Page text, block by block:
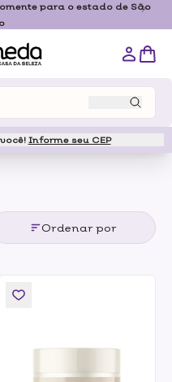
para o estado de São
Informe seu CEP
Ordenar por